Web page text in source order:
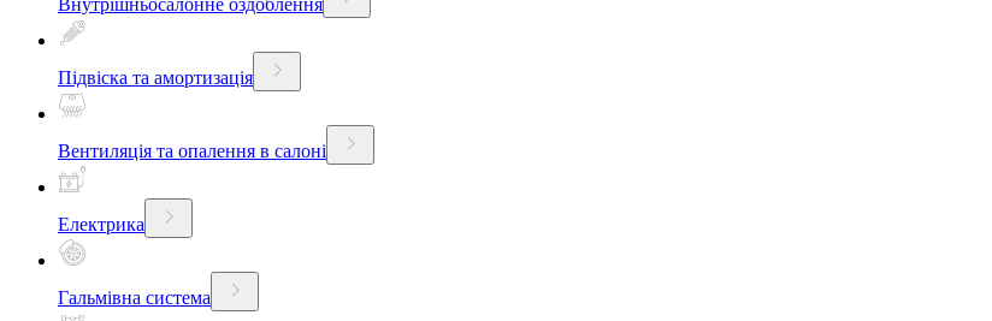
Внутрішньосалонне оздоблення
Підвіска та амортизація
Вентиляція та опалення в салоні
Електрика
Гальмівна система